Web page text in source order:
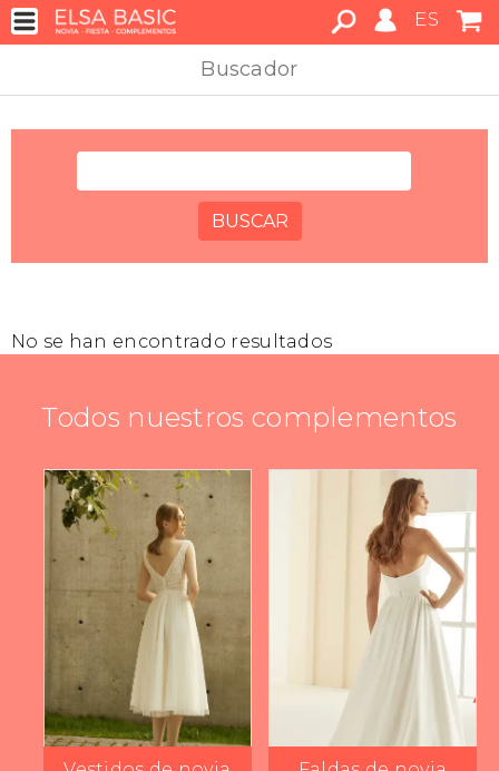
ES
Buscador
No se han encontrado resultados
Todos nuestros complementos